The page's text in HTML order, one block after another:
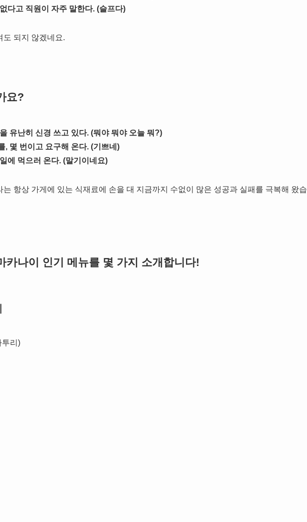
다고 직원이 자주 말한다. (슬프다)
도 되지 않겠네요.
요?
유난히 신경 쓰고 있다. (뭐야 뭐야 오늘 뭐?)
, 몇 번이고 요구해 온다. (기쁘네)
에 먹으러 온다. (말기이네요)
는 항상 가게에 있는 식재료에 손을 대 지금까지 수없이 많은 성공과 실패를 극복해 왔습
카나이 인기 메뉴를 몇 가지 소개합니다!
투리)